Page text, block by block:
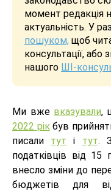
момент редакція
актуальність. У
пошуком, щоб
консультації,
нашого ШІ-
Ми вже вказували,
2022 рікбув
писали тут і тут.
податківців від
внесло зміни до
бюджетів для